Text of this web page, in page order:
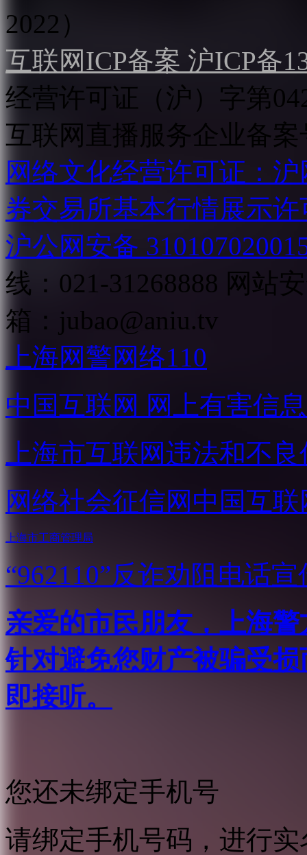
2022）
互联网ICP备案 沪ICP备
经营许可证（沪）字第
互联网直播服务企业备案
网络文化经营许可证：
券交易所基本行情展示许
沪公网安备
线：021-31268888 网站
箱： jubao@aniu.tv
上海网警网络110
中国互联网 网上有害信
上海市互联网违法和不
网络社会征信网 中国互
上海市工商管理局
“962110”反诈劝阻电话宣
亲爱的市民朋友，上海
针对避免您财产被骗受
即接听。
您还未绑定手机号
请绑定手机号码，进行